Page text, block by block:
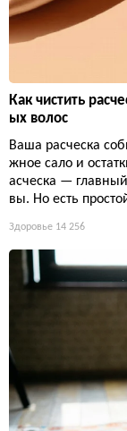
Как чистить
ых волос
Ваша расческа
жное сало и
асческа —
вы. Но есть
Здоровье 14 256